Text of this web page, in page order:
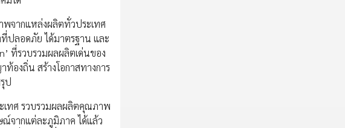
จากแหล่งผลิตทั่วประเทศ
ที่ปลอดภัย ได้มาตรฐาน และ
ที่รวบรวมผลผลิตเด่นของ
องถิ่น สร้างโอกาสทางการ
ป
เทศ รวบรวมผลผลิตคุณภาพ
ณ์จากแต่ละภูมิภาค ได้แล้ว